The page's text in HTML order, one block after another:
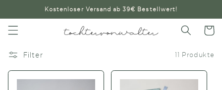
Inhalt
Kostenloser Versand ab 39€ Bestellwert!
Filter 11 Produkte